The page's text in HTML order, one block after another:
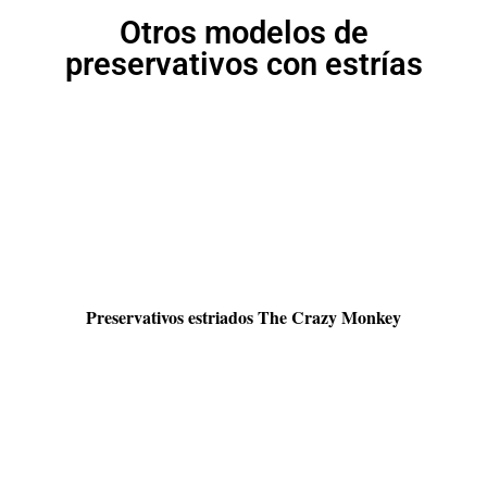
Otros modelos de
preservativos con estrías
Preservativos estriados The Crazy Monkey